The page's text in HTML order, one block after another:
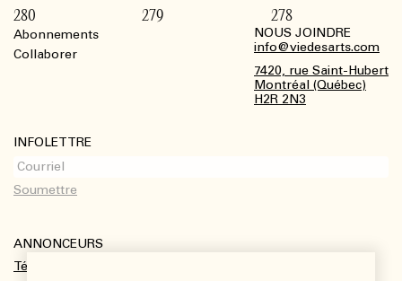
Abonnements
Collaborer
NOUS JOINDRE
info@viedesarts.com
7420, rue Saint-Hubert
Montréal (Québec)
H2R 2N3
INFOLETTRE
ANNONCEURS
Télécharger le kit média
280 279 278